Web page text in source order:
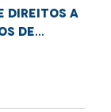
direitos a
de
a